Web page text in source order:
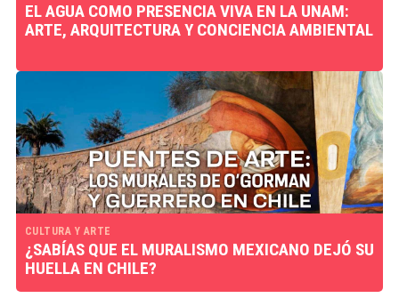
EL AGUA COMO PRESENCIA VIVA EN LA UNAM:
ARTE, ARQUITECTURA Y CONCIENCIA AMBIENTAL
CULTURA Y ARTE
¿SABÍAS QUE EL MURALISMO MEXICANO DEJÓ SU
HUELLA EN CHILE?